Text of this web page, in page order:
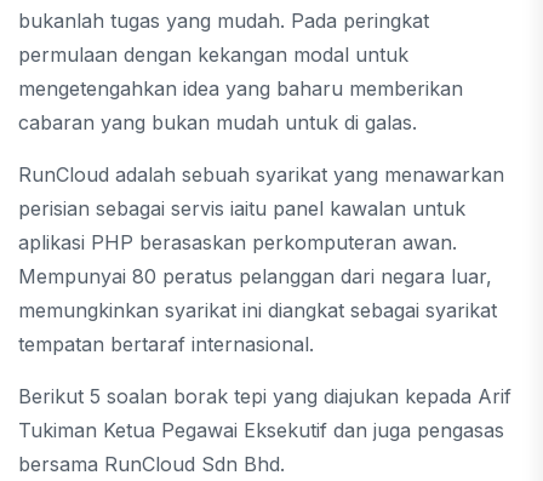
bukanlah tugas yang mudah. Pada peringkat
permulaan dengan kekangan modal untuk
mengetengahkan idea yang baharu memberikan
cabaran yang bukan mudah untuk di galas.
RunCloud adalah sebuah syarikat yang menawarkan
perisian sebagai servis iaitu panel kawalan untuk
aplikasi PHP berasaskan perkomputeran awan.
Mempunyai 80 peratus pelanggan dari negara luar,
memungkinkan syarikat ini diangkat sebagai syarikat
tempatan bertaraf internasional.
Berikut 5 soalan borak tepi yang diajukan kepada Arif
Tukiman Ketua Pegawai Eksekutif dan juga pengasas
bersama RunCloud Sdn Bhd.